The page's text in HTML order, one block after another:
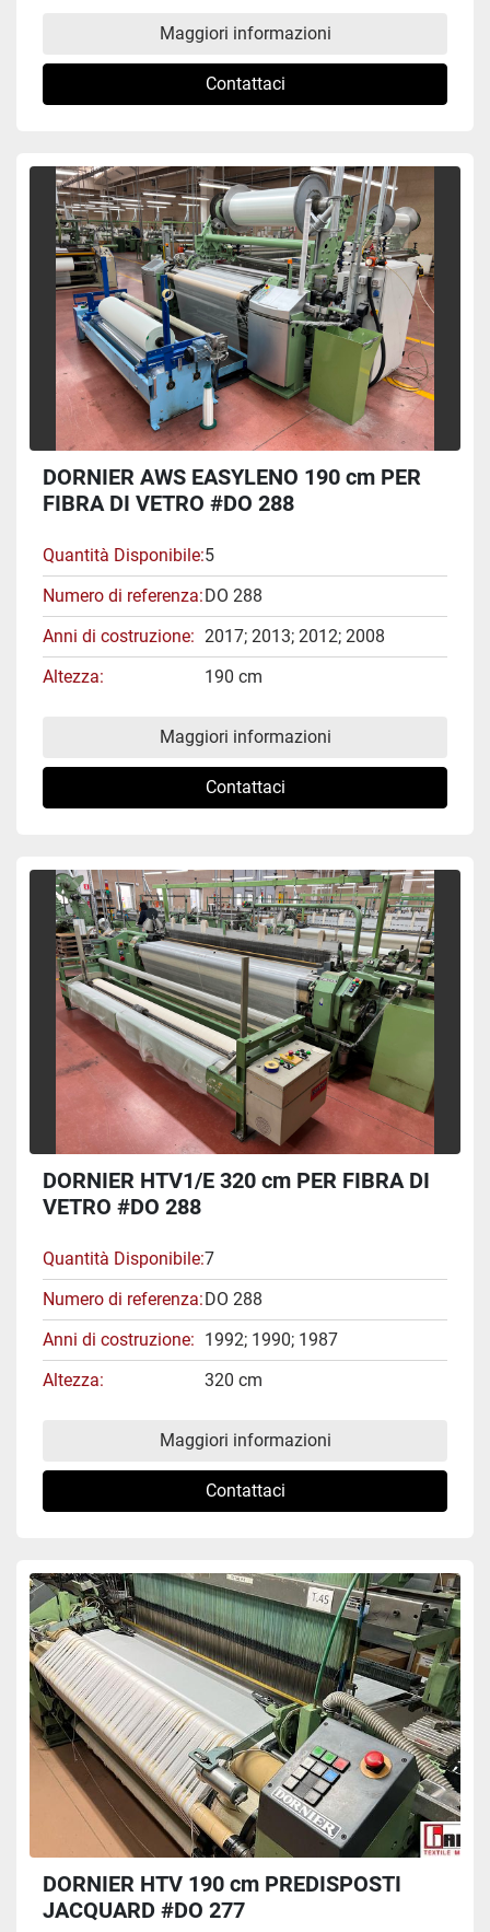
Maggiori informazioni
Contattaci
DORNIER AWS EASYLENO 190 cm PER
FIBRA DI VETRO #DO 288
Quantità Disponibile 5
Numero di referenza DO 288
Anni di costruzione
2017; 2013; 2012; 2008
Altezza
190 cm
Maggiori informazioni
Contattaci
DORNIER HTV1/E 320 cm PER FIBRA DI
VETRO #DO 288
Quantità Disponibile 7
Numero di referenza DO 288
Anni di costruzione
1992; 1990; 1987
Altezza
320 cm
Maggiori informazioni
Contattaci
DORNIER HTV 190 cm PREDISPOSTI
JACQUARD #DO 277